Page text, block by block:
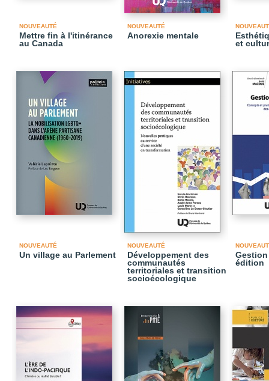
NOUVEAUTÉ
Mettre fin à l'itinérance
au Canada
NOUVEAUTÉ
Anorexie mentale
et
NOUVEAUTÉ
Un village au Parlement
NOUVEAUTÉ
Développement des
communautés
territoriales et transition
socioécologique
édition